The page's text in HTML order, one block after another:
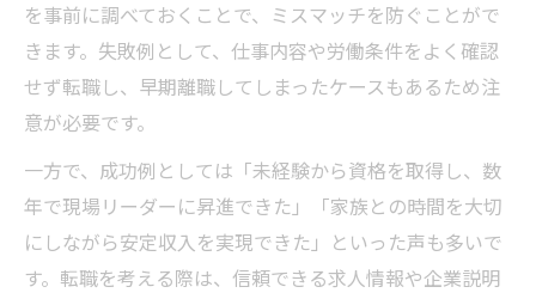
を事前に調べておくことで、ミスマッチを防ぐことがで
きます。失敗例として、仕事内容や労働条件をよく確認
せず転職し、早期離職してしまったケースもあるため注
意が必要です。
一方で、成功例としては「未経験から資格を取得し、数
年で現場リーダーに昇進できた」「家族との時間を大切
にしながら安定収入を実現できた」といった声も多いで
す。転職を考える際は、信頼できる求人情報や企業説明